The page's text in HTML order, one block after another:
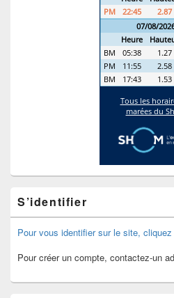
S’identifier
Pour vous identifier sur le site,
Pour créer un compte, contactez-un